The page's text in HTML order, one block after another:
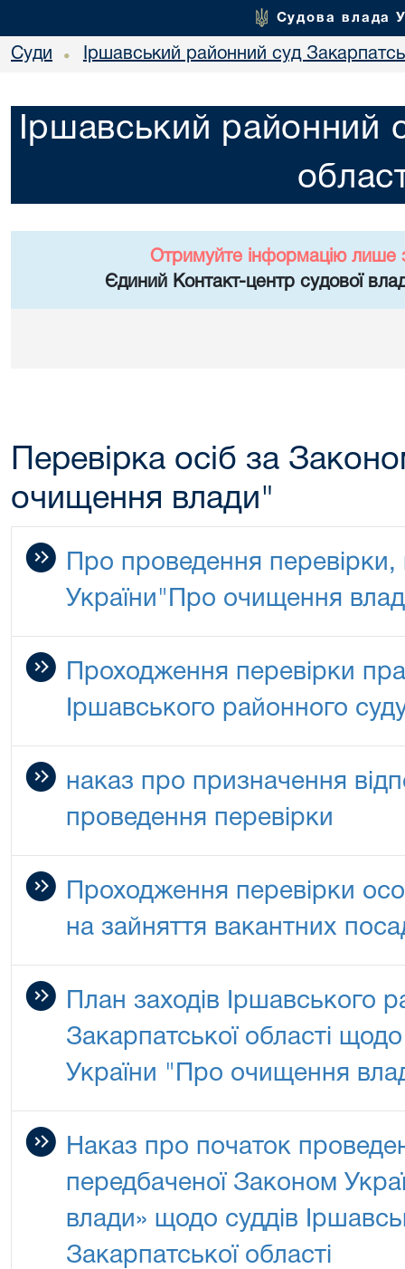
Судова влада
Суди • Іршавський районний суд
Іршавський районний
Отримуйте інформацію лише
Єдиний Контакт-центр судової
Перевірка осіб за
очищення влади"
Про проведення
України"Про очищення
Проходження перевірки
Іршавського районного
наказ про призначення
проведення перевірки
Проходження перевірки
на зайняття вакантних
План заходів Іршавського
Закарпатської області щодо
України "Про очищення
Наказ про початок
передбаченої Законом
влади» щодо суддів
Закарпатської області